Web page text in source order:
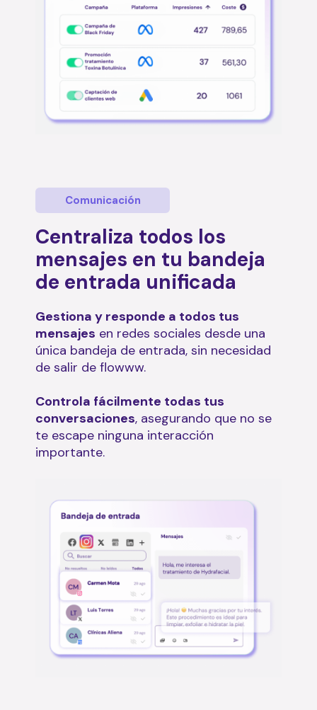
Comunicación
Centraliza todos los
mensajes en tu bandeja
de entrada unificada
Gestiona y responde a todos tus
mensajes en redes sociales desde una
única bandeja de entrada, sin necesidad
de salir de flowww.
Controla fácilmente todas tus
conversaciones, asegurando que no se
te escape ninguna interacción
importante.